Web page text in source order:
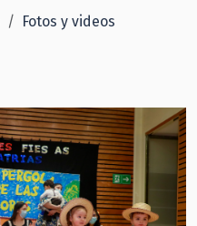
Fotos y videos